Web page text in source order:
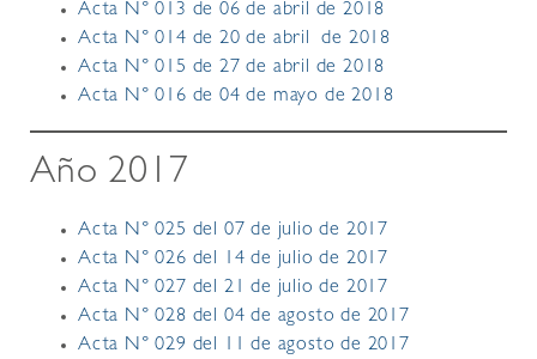
Acta N° 013 de 06 de abril de 2018
Acta N° 014 de 20 de abril de 2018
Acta N° 015 de 27 de abril de 2018
Acta N° 016 de 04 de mayo de 2018
Año 2017
Acta N° 025 del 07 de julio de 2017
Acta N° 026 del 14 de julio de 2017
Acta N° 027 del 21 de julio de 2017
Acta N° 028 del 04 de agosto de 2017
Acta N° 029 del 11 de agosto de 2017